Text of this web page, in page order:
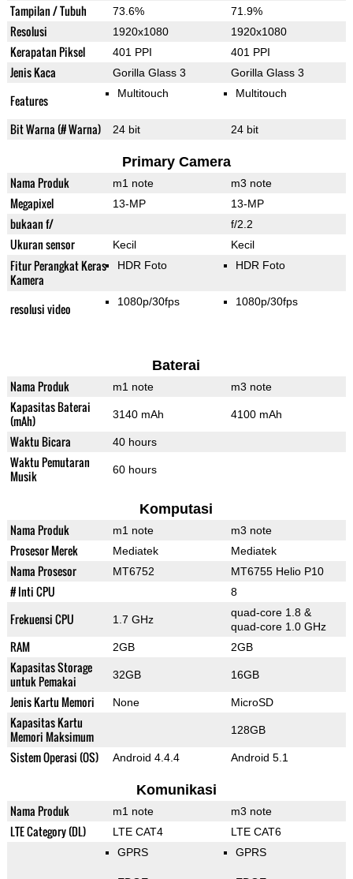
Tampilan / Tubuh 73.6% 71.9%
Resolusi 1920x1080 1920x1080
Kerapatan Piksel 401 PPI 401 PPI
Jenis Kaca Gorilla Glass 3 Gorilla Glass 3
Features Multitouch Multitouch
Bit Warna (# Warna) 24 bit 24 bit
Primary Camera
Nama Produk m1 note m3 note
Megapixel 13-MP 13-MP
bukaan f/ f/2.2
Ukuran sensor Kecil Kecil
Fitur Perangkat Keras
Kamera
HDR Foto HDR Foto
resolusi video 1080p/30fps 1080p/30fps
Baterai
Nama Produk m1 note m3 note
Kapasitas Baterai
(mAh)
3140 mAh 4100 mAh
Waktu Bicara 40 hours
Waktu Pemutaran
Musik
60 hours
Komputasi
Nama Produk m1 note m3 note
Prosesor Merek Mediatek Mediatek
Nama Prosesor MT6752 MT6755 Helio P10
# Inti CPU 8
Frekuensi CPU 1.7 GHz
quad-core 1.8 &
quad-core 1.0 GHz
RAM 2GB 2GB
Kapasitas Storage
untuk Pemakai
32GB 16GB
Jenis Kartu Memori None MicroSD
Kapasitas Kartu
Memori Maksimum
128GB
Sistem Operasi (OS) Android 4.4.4 Android 5.1
Komunikasi
Nama Produk m1 note m3 note
LTE Category (DL) LTE CAT4
LTE CAT6
GPRS
GPRS